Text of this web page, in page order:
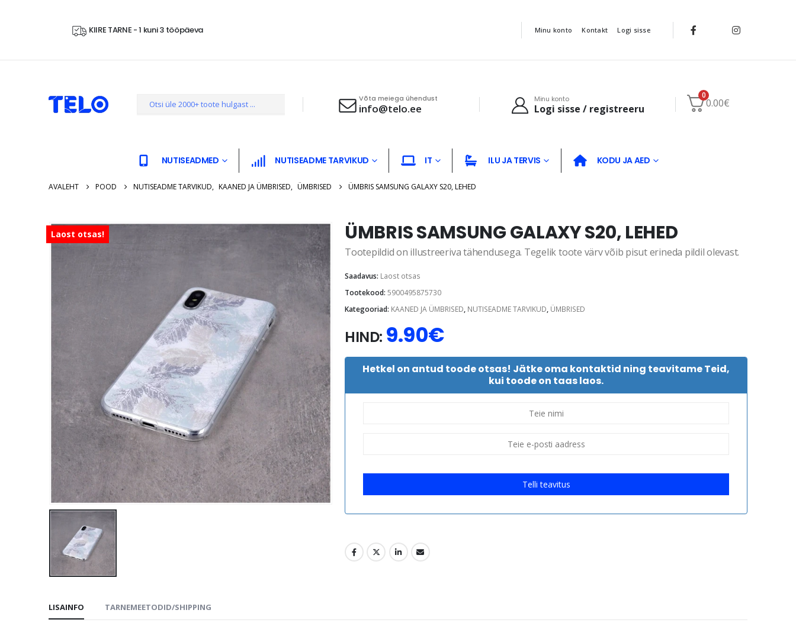
KIIRE TARNE - 1 kuni 3 tööpäeva Minu konto Kontakt Logi sisse
Võta meiega ühendust
info@telo.ee
Minu konto
Logi sisse / registreeru
0
0.00€
NUTISEADMED NUTISEADME TARVIKUD IT ILU JA TERVIS KODU JA AED
AVALEHT POOD NUTISEADME TARVIKUD, KAANED JA ÜMBRISED, ÜMBRISED ÜMBRIS SAMSUNG GALAXY S20, LEHED
Laost otsas! ÜMBRIS SAMSUNG GALAXY S20, LEHED
Tootepildid on illustreeriva tähendusega. Tegelik toote värv võib pisut erineda pildil olevast.
Saadavus: Laost otsas
Tootekood: 5900495875730
Kategooriad: KAANED JA ÜMBRISED, NUTISEADME TARVIKUD, ÜMBRISED
HIND: 9.90€
Hetkel on antud toode otsas! Jätke oma kontaktid ning teavitame Teid,
kui toode on taas laos.
Telli teavitus
LISAINFO TARNEMEETODID/SHIPPING